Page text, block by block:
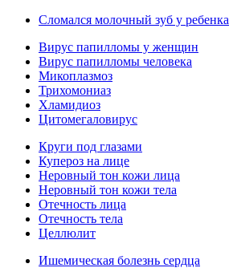
Сломался молочный зуб у ребенка
Вирус папилломы у женщин
Вирус папилломы человека
Микоплазмоз
Трихомониаз
Хламидиоз
Цитомегаловирус
Круги под глазами
Купероз на лице
Неровный тон кожи лица
Неровный тон кожи тела
Отечность лица
Отечность тела
Целлюлит
Ишемическая болезнь сердца